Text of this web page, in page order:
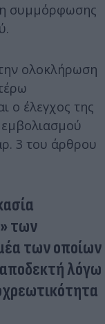
συμμόρφωσης
ολοκλήρωση
ο έλεγχος της
3 του άρθρου
των
των οποίων
λόγω